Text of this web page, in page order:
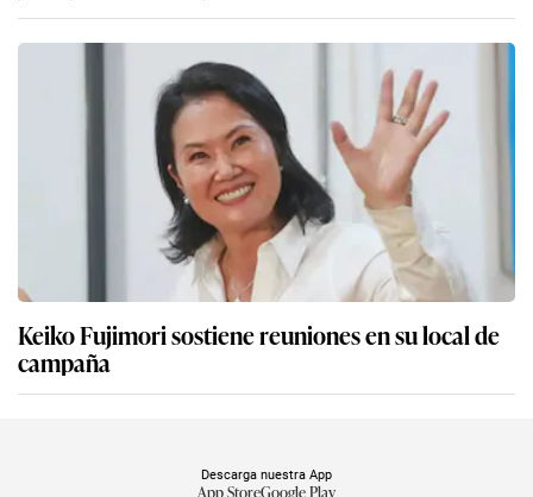
Keiko Fujimori sostiene reuniones en su local de
campaña
Descarga nuestra App
App StoreGoogle Play